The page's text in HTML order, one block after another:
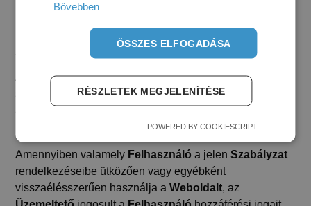
használatával összefüggésben elkövetett jogsértésért a
jelen Szerződés megszűnését követően is fennáll.
Az Üzemeltető jogsértés esetén a hatályos jogszabályok
szerint együttműködik az illetékes hatóságokkal, és
átadja részükre a jogsértést elkövetőFelhasználóról
rendelkezésére álló adatokat.
Amennyiben valamely Felhasználó a jelenSzabályzat
rendelkezéseibe ütközően vagy egyébként
visszaélésszerűen használja aWeboldalt, az
Bővebben
ÖSSZES ELFOGADÁSA
RÉSZLETEK MEGJELENÍTÉSE
POWERED BY COOKIESCRIPT